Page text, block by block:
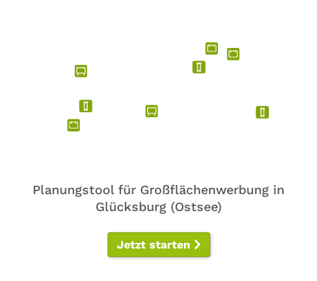
Planungstool für Großflächenwerbung in
Glücksburg (Ostsee)
Jetzt starten